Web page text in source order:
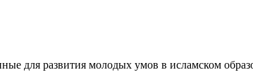
для развития молодых умов в исламском